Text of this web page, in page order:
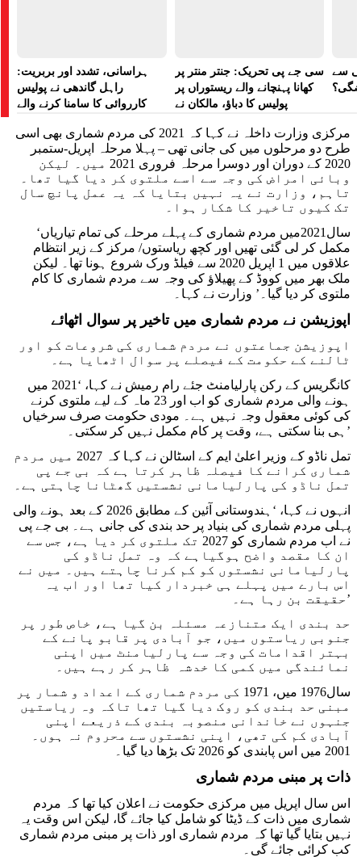
ہراسانی، تشدد اور بربریت:
راہل گاندھی نے پولیس
کارروائی کا سامنا کرنے والے
سی جے پی تحریک: جنتر منتر پر
کھانا پہنچانے والے ریستوراں پر
پولیس کا دباؤ، مالکان نے
سے
مرکزی وزارت داخلہ نے کہا کہ 2021 کی مردم شماری بھی اسی
طرح دو مرحلوں میں کی جانی تھی – پہلا مرحلہ اپریل-ستمبر
2020 کے دوران اور دوسرا مرحلہ فروری 2021 میں۔ لیکن
وبائی امراض کی وجہ سے اسے ملتوی کر دیا گیا تھا۔
تاہم، وزارت نے یہ نہیں بتایا کہ یہ عمل پانچ سال
تک کیوں تاخیر کا شکار ہوا۔
‘سال2021میں مردم شماری کے پہلے مرحلے کی تمام تیاریاں
مکمل کر لی گئی تھیں اور کچھ ریاستوں/ مرکز کے زیر انتظام
علاقوں میں 1 اپریل 2020 سے فیلڈ ورک شروع ہونا تھا۔ لیکن
ملک بھر میں کووڈ کے پھیلاؤ کی وجہ سے مردم شماری کا کام
ملتوی کر دیا گیا۔’ وزارت نے کہا۔
اپوزیشن نے مردم شماری میں تاخیر پر سوال اٹھائے
اپوزیشن جماعتوں نے مردم شماری کی شروعات کو اور
ٹالنے کے حکومت کے فیصلے پر سوال اٹھایا ہے۔
کانگریس کے رکن پارلیامنٹ جئے رام رمیش نے کہا، ‘2021 میں
ہونے والی مردم شماری کو اب اور 23 ماہ کے لیے ملتوی کرنے
کی کوئی معقول وجہ نہیں ہے۔ مودی حکومت صرف سرخیاں
ہی بنا سکتی ہے، وقت پر کام مکمل نہیں کر سکتی۔’
تمل ناڈو کے وزیر اعلیٰ ایم کے اسٹالن نے کہا کہ 2027 میں مردم
شماری کرانے کا فیصلہ ظاہر کرتا ہے کہ بی جے پی
تمل ناڈو کی پارلیامانی نشستیں گھٹانا چاہتی ہے۔
انہوں نے کہا، ‘ہندوستانی آئین کے مطابق 2026 کے بعد ہونے والی
پہلی مردم شماری کی بنیاد پر حد بندی کی جانی ہے۔ بی جے پی
نے اب مردم شماری کو 2027 تک ملتوی کر دیا ہے، جس سے
ان کا مقصد واضح ہوگیاہے کہ وہ تمل ناڈو کی
پارلیامانی نشستوں کو کم کرنا چاہتے ہیں۔ میں نے
اس بارے میں پہلے ہی خبردار کیا تھا اور اب یہ
حقیقت بن رہا ہے۔’
حد بندی ایک متنازعہ مسئلہ بن گیا ہے، خاص طور پر
جنوبی ریاستوں میں، جو آبادی پر قابو پانے کے
بہتر اقدامات کی وجہ سے پارلیامنٹ میں اپنی
نمائندگی میں کمی کا خدشہ ظاہر کر رہے ہیں۔
سال1976 میں، 1971 کی مردم شماری کے اعداد و شمار پر
مبنی حد بندی کو روک دیا گیا تھا تاکہ وہ ریاستیں
جنہوں نے خاندانی منصوبہ بندی کے ذریعے اپنی
آبادی کم کی تھی، اپنی نشستوں سے محروم نہ ہوں۔
2001 میں اس پابندی کو 2026 تک بڑھا دیا گیا۔
ذات پر مبنی مردم شماری
اس سال اپریل میں مرکزی حکومت نے اعلان کیا تھا کہ مردم
شماری میں ذات کے ڈیٹا کو شامل کیا جائے گا، لیکن اس وقت یہ
نہیں بتایا گیا تھا کہ مردم شماری اور ذات پر مبنی مردم شماری
کب کرائی جائے گی۔